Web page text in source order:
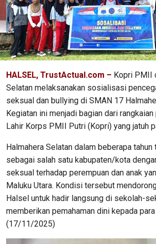
HALSEL, TrustActual.com – Kopri PMII
Selatan melaksanakan sosialisasi
seksual dan bullying di SMAN 17
Kegiatan ini menjadi bagian dari
Lahir Korps PMII Putri (Kopri) yang jatuh
Halmahera Selatan dalam beberapa
sebagai salah satu kabupaten/kota
seksual terhadap perempuan dan anak
Maluku Utara. Kondisi tersebut
Halsel untuk hadir langsung di sekolah-
memberikan pemahaman dini kepada
(17/11/2025)